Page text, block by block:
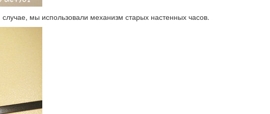
мы использовали механизм старых настенных часов.